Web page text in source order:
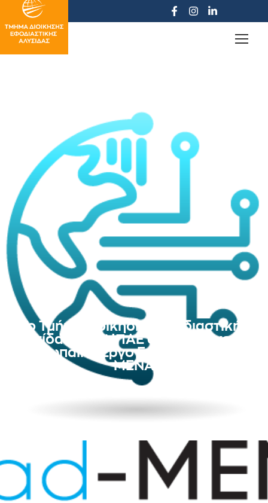
Το Τμήμα Διοίκησης Εφοδιαστικής
Αλυσίδας του ΔΙΠΑΕ συμμετάσχει στο
Ευρωπαϊκό Έργο Erasmus+ Lead-
MENA